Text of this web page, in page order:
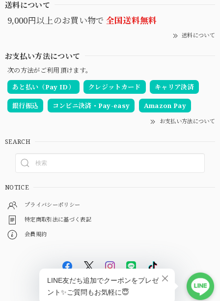
送料について
9,000円以上のお買い物で 全国送料無料
送料について
お支払い方法について
次の方法がご利用頂けます。
あと払い（Pay ID）
クレジットカード キャリア決済
銀行振込 コンビニ決済・Pay-easy Amazon Pay
お支払い方法について
SEARCH
NOTICE
プライバシーポリシー
特定商取引法に基づく表記
会員規約